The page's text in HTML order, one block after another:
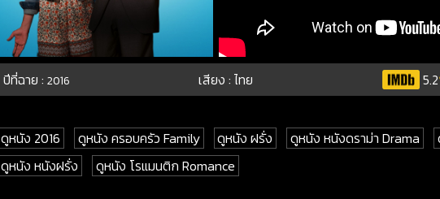
ปีที่ฉาย :2016 เสียง : ไทย 5.2
ดูหนัง 2016 ดูหนัง ครอบครัว Family ดูหนัง ฝรั่ง ดูหนัง หนังดราม่า Drama
ดูหนัง หนังฝรั่ง
ดูหนัง โรแมนติก Romance